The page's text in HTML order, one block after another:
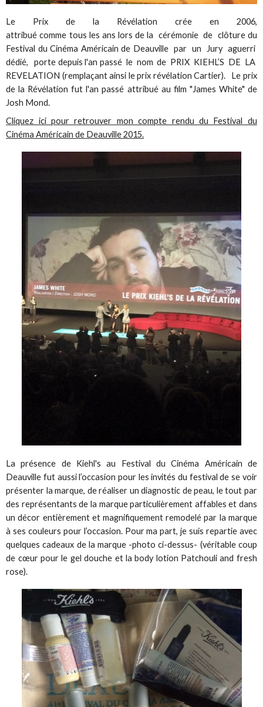
Le Prix de la Révélation crée en 2006,
attribué comme tous les ans lors de la cérémonie de clôture du
Festival du Cinéma Américain de Deauville par un Jury aguerri
dédié, porte depuis l'an passé le nom de PRIX KIEHL’S DE LA
REVELATION (remplaçant ainsi le prix révélation Cartier). Le prix
de la Révélation fut l'an passé attribué au film "James White" de
Josh Mond.
Cliquez ici pour retrouver mon compte rendu du Festival du
Cinéma Américain de Deauville 2015.
La présence de Kiehl's au Festival du Cinéma Américain de
Deauville fut aussi l’occasion pour les invités du festival de se voir
présenter la marque, de réaliser un diagnostic de peau, le tout par
des représentants de la marque particulièrement affables et dans
un décor entièrement et magnifiquement remodelé par la marque
à ses couleurs pour l’occasion. Pour ma part, je suis repartie avec
quelques cadeaux de la marque -photo ci-dessus- (véritable coup
de cœur pour le gel douche et la body lotion Patchouli and fresh
rose).